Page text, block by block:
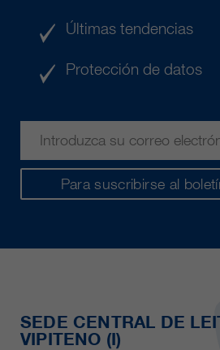
Para suscribirse al
Últimas tendencias
Protección de datos
SEDE CENTRAL DE
VIPITENO (I)